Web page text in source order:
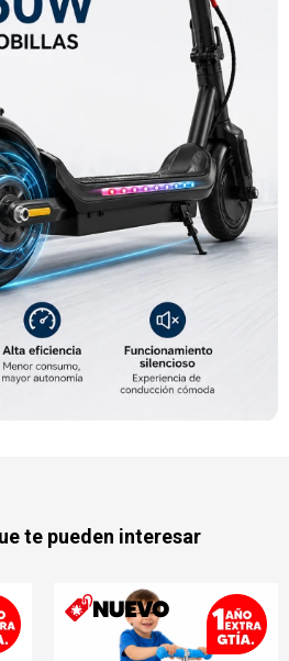
te pueden interesar